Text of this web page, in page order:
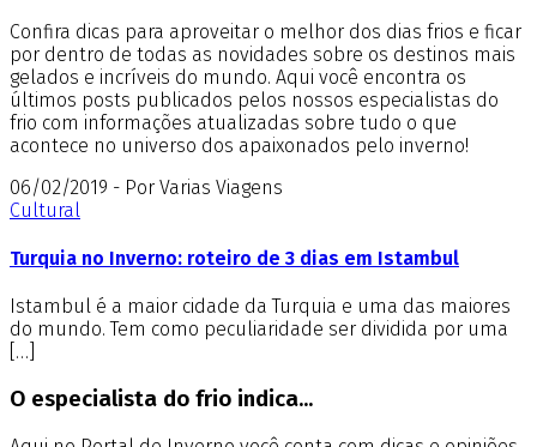
Confira dicas para aproveitar o melhor dos dias frios e ficar
por dentro de todas as novidades sobre os destinos mais
gelados e incríveis do mundo. Aqui você encontra os
últimos posts publicados pelos nossos especialistas do
frio com informações atualizadas sobre tudo o que
acontece no universo dos apaixonados pelo inverno!
06/02/2019 - Por Varias Viagens
Cultural
Turquia no Inverno: roteiro de 3 dias em Istambul
Istambul é a maior cidade da Turquia e uma das maiores
do mundo. Tem como peculiaridade ser dividida por uma
[…]
O especialista do frio indica...